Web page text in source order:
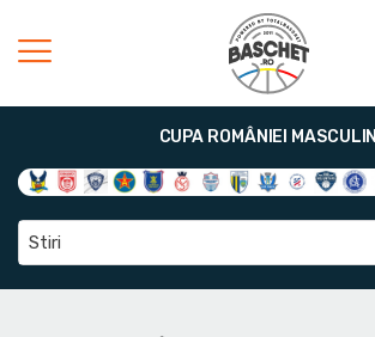
CUPA ROMÂNIEI MASCULIN
Stiri